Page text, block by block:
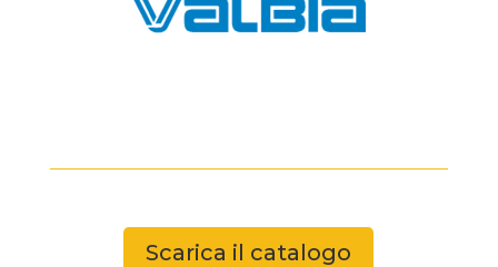
Scarica il catalogo